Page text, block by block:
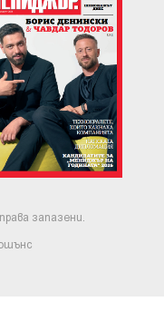
запазени.